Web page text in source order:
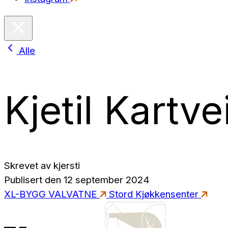
Alle
Kjetil
Skrevet av kjersti
Publisert den 12 september 2024
XL-BYGG VALVATNE
Stord Kjøkkensenter